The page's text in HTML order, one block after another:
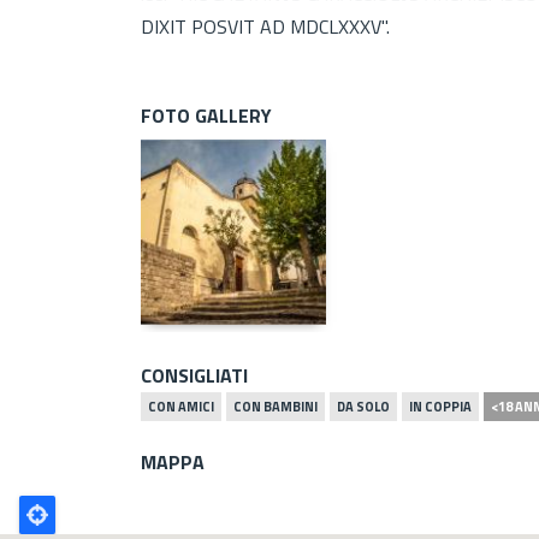
DIXIT POSVIT AD MDCLXXXV".
FOTO GALLERY
CONSIGLIATI
CON AMICI CON BAMBINI DA SOLO IN COPPIA <18
MAPPA
Poligono